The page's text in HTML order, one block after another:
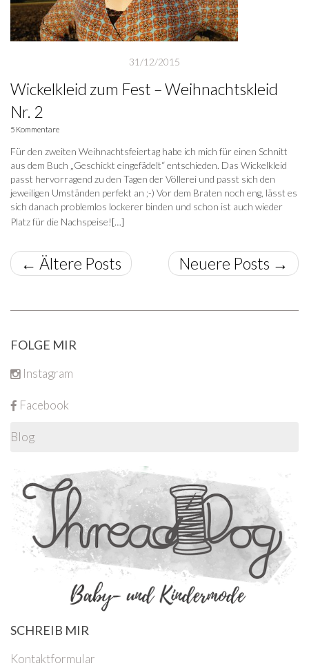
31/12/2015
Wickelkleid zum Fest – Weihnachtskleid
Nr. 2
5 Kommentare
Für den zweiten Weihnachtsfeiertag habe ich mich für einen Schnitt
aus dem Buch „Geschickt eingefädelt“ entschieden. Das Wickelkleid
passt hervorragend zu den Tagen der Völlerei und passt sich den
jeweiligen Umständen perfekt an ;-) Vor dem Braten noch eng, lässt es
sich danach problemlos lockerer binden und schon ist auch wieder
Platz für die Nachspeise![…]
← Ältere Posts Neuere Posts →
FOLGE MIR
Instagram
Facebook
Blog
SCHREIB MIR
Kontaktformular